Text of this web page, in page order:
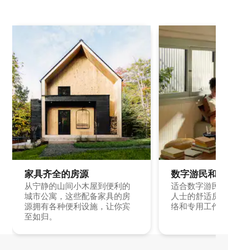
家具齐全的房源
从宁静的山间小木屋到便利的
城市公寓，这些配备家具的房
源拥有各种便利设施，让你宾
至如归。
数字游民和
适合数字游民
人士的舒适房
络和专用工作